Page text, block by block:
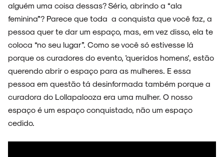
alguém uma coisa dessas? Sério, abrindo a “ala
feminina”? Parece que toda a conquista que você faz, a
pessoa quer te dar um espaço, mas, em vez disso, ela te
coloca “no seu lugar”. Como se você só estivesse lá
porque os curadores do evento, 'queridos homens', estão
querendo abrir o espaço para as mulheres. E essa
pessoa em questão tá desinformada também porque a
curadora do Lollapalooza era uma mulher. O nosso
espaço é um espaço conquistado, não um espaço
cedido.